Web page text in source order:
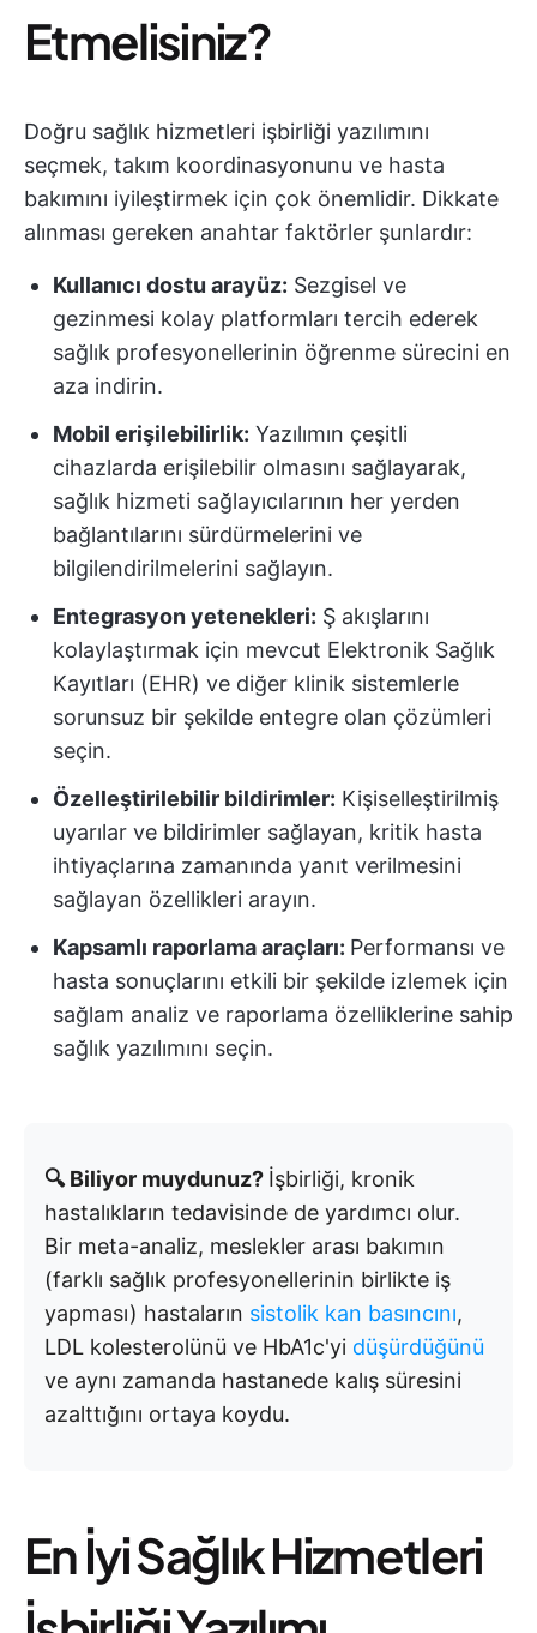
Etmelisiniz?
Doğru sağlık hizmetleri işbirliği yazılımını
seçmek, takım koordinasyonunu ve hasta
bakımını iyileştirmek için çok önemlidir. Dikkate
alınması gereken anahtar faktörler şunlardır:
Kullanıcı dostu arayüz: Sezgisel ve
gezinmesi kolay platformları tercih ederek
sağlık profesyonellerinin öğrenme sürecini en
aza indirin.
Mobil erişilebilirlik: Yazılımın çeşitli
cihazlarda erişilebilir olmasını sağlayarak,
sağlık hizmeti sağlayıcılarının her yerden
bağlantılarını sürdürmelerini ve
bilgilendirilmelerini sağlayın.
Entegrasyon yetenekleri: Ş akışlarını
kolaylaştırmak için mevcut Elektronik Sağlık
Kayıtları (EHR) ve diğer klinik sistemlerle
sorunsuz bir şekilde entegre olan çözümleri
seçin.
Özelleştirilebilir bildirimler: Kişiselleştirilmiş
uyarılar ve bildirimler sağlayan, kritik hasta
ihtiyaçlarına zamanında yanıt verilmesini
sağlayan özellikleri arayın.
Kapsamlı raporlama araçları: Performansı ve
hasta sonuçlarını etkili bir şekilde izlemek için
sağlam analiz ve raporlama özelliklerine sahip
sağlık yazılımını seçin.
🔍 Biliyor muydunuz? İşbirliği, kronik
hastalıkların tedavisinde de yardımcı olur.
Bir meta-analiz, meslekler arası bakımın
(farklı sağlık profesyonellerinin birlikte iş
yapması) hastaların sistolik kan basıncını,
LDL kolesterolünü ve HbA1c'yi düşürdüğünü
ve aynı zamanda hastanede kalış süresini
azalttığını ortaya koydu.
En İyi Sağlık Hizmetleri